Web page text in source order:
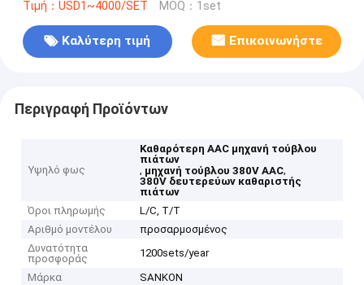
Τιμή：USD1~4000/SET MOQ：1set
Καλύτερη τιμή Επικοινωνήστε
Περιγραφή Προϊόντων
Υψηλό φως
Καθαρότερη AAC μηχανή τούβλου
πιάτων
, μηχανή τούβλου 380V AAC,
380V δευτερεύων καθαριστής
πιάτων
Όροι πληρωμής
L/C, T/T
Αριθμό μοντέλου
προσαρμοσμένος
Δυνατότητα
προσφοράς
1200sets/year
Μάρκα
SANKON